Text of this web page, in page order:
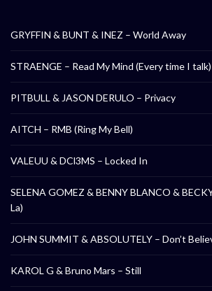
GRYFFIN & BUNT & INEZ – World Away
STRAENGE – Read My Mind (Every time I talk)
PITBULL & JASON DERULO – Privacy
AITCH – RMB (Ring My Bell)
VALEUU & DCl3MS – Locked In
SELENA GOMEZ & BENNY BLANCO &
La)
JOHN SUMMIT & ABSOLUTELY – Don’t
KAROL G & Bruno Mars – Still